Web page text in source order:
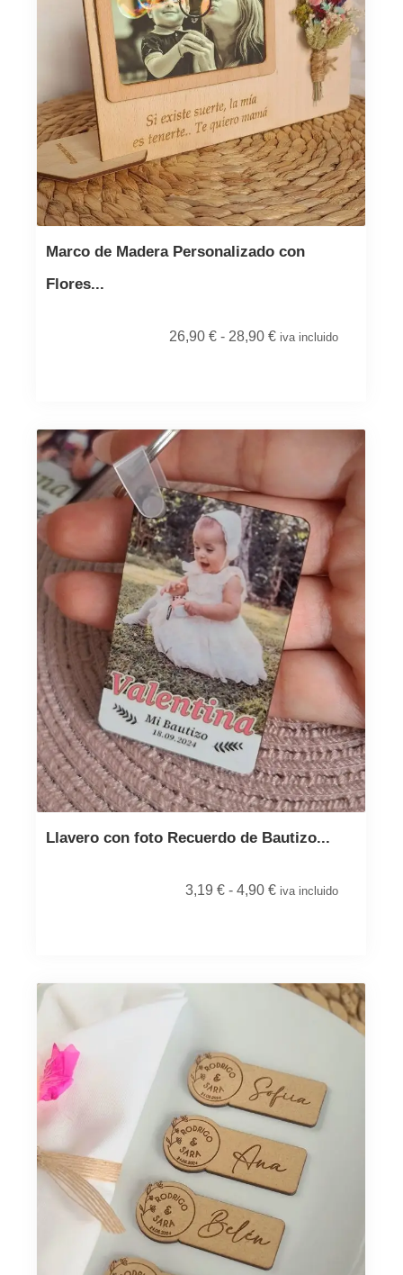
Marco de Madera Personalizado con
Flores...
26,90 € - 28,90 € iva incluido
Llavero con foto Recuerdo de Bautizo...
3,19 € - 4,90 € iva incluido